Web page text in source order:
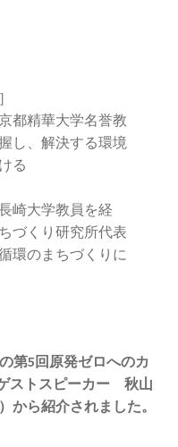
カウントダウンinかわ
とめた裁判長 そして
会を開催
トダウンinかわさき
ウントダウンinかわさ
ウントダウンinかわさ
のカウントダウンinか
都精華大学名誉教
し、解決する環境
る
崎大学教員を経
づくり研究所代表
環のまちづくりに
第5回原発ゼロへのカ
ストスピーカー 秋山
から紹介されました。